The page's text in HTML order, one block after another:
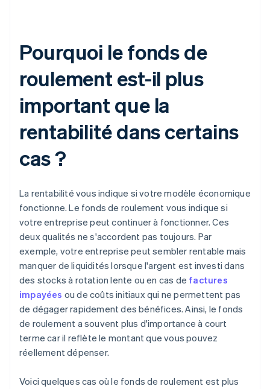
Pourquoi le fonds de
roulement est-il plus
important que la
rentabilité dans certains
cas ?
La rentabilité vous indique si votre modèle économique
fonctionne. Le fonds de roulement vous indique si
votre entreprise peut continuer à fonctionner. Ces
deux qualités ne s'accordent pas toujours. Par
exemple, votre entreprise peut sembler rentable mais
manquer de liquidités lorsque l'argent est investi dans
des stocks à rotation lente ou en cas de factures
impayées ou de coûts initiaux qui ne permettent pas
de dégager rapidement des bénéfices. Ainsi, le fonds
de roulement a souvent plus d'importance à court
terme car il reflète le montant que vous pouvez
réellement dépenser.
Voici quelques cas où le fonds de roulement est plus